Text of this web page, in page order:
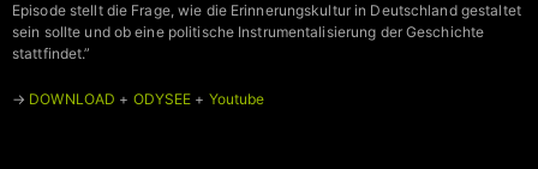
Episode stellt die Frage, wie die Erinnerungskultur in Deutschland gestaltet
sein sollte und ob eine politische Instrumentalisierung der Geschichte
stattfindet.”
→ DOWNLOAD + ODYSEE + Youtube